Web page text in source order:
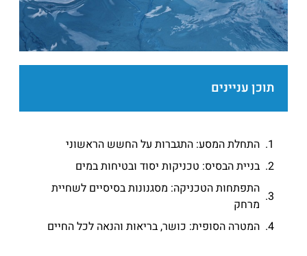
תוכן עניינים
התחלת המסע: התגברות על החשש הראשוני
בניית הבסיס: טכניקות יסוד ובטיחות במים
התפתחות הטכניקה: מסגנונות בסיסיים לשחיית
מרחק
המטרה הסופית: כושר, בריאות והנאה לכל החיים